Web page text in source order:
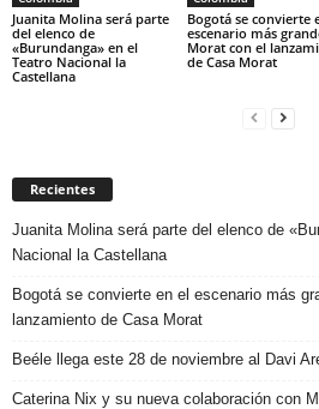
Juanita Molina será parte
del elenco de
«Burundanga» en el
Teatro Nacional la
Castellana
Bogotá se convierte
escenario más
Morat con el
de Casa Morat
Recientes
Juanita Molina será parte del elenco de
Nacional la Castellana
Bogotá se convierte en el escenario más
lanzamiento de Casa Morat
Beéle llega este 28 de noviembre al Davi
Caterina Nix y su nueva colaboración con